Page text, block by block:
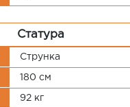
Статура
Струнка
180 см
92 кг